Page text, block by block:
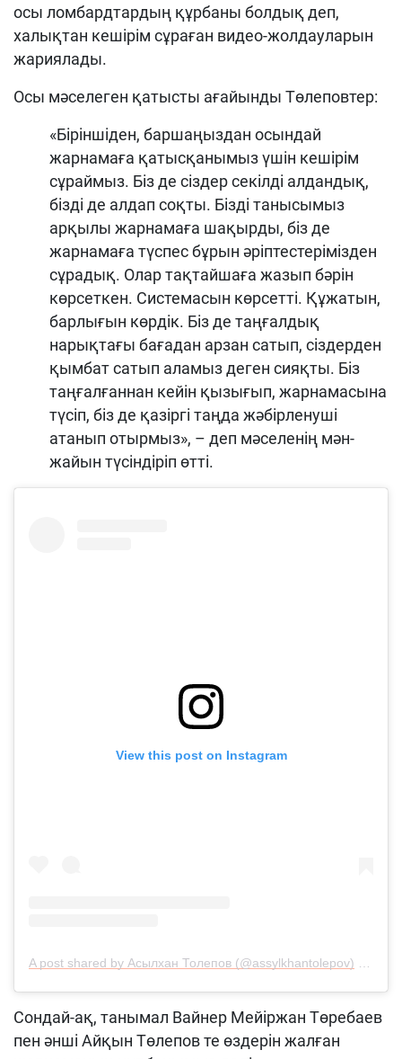
осы ломбардтардың құрбаны болдық деп,
халықтан кешірім сұраған видео-жолдауларын
жариялады.
Осы мәселеген қатысты ағайынды Төлеповтер:
«Біріншіден, баршаңыздан осындай
жарнамаға қатысқанымыз үшін кешірім
сұраймыз. Біз де сіздер секілді алдандық,
бізді де алдап соқты. Бізді танысымыз
арқылы жарнамаға шақырды, біз де
жарнамаға түспес бұрын әріптестерімізден
сұрадық. Олар тақтайшаға жазып бәрін
көрсеткен. Системасын көрсетті. Құжатын,
барлығын көрдік. Біз де таңғалдық
нарықтағы бағадан арзан сатып, сіздерден
қымбат сатып аламыз деген сияқты. Біз
таңғалғаннан кейін қызығып, жарнамасына
түсіп, біз де қазіргі таңда жәбірленуші
атанып отырмыз», – деп мәселенің мән-
жайын түсіндіріп өтті.
View this post on Instagram
A post shared by Асылхан Толепов (@assylkhantolepov)
Сондай-ақ, танымал Вайнер Мейіржан Төребаев
пен әнші Айқын Төлепов те өздерін жалған